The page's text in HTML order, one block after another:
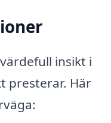
insikt i
presterar. Här